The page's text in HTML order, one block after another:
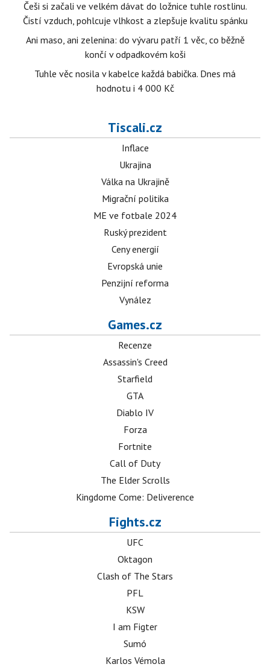
Češi si začali ve velkém dávat do ložnice tuhle rostlinu.
Čistí vzduch, pohlcuje vlhkost a zlepšuje kvalitu spánku
Ani maso, ani zelenina: do vývaru patří 1 věc, co běžně
končí v odpadkovém koši
Tuhle věc nosila v kabelce každá babička. Dnes má
hodnotu i 4 000 Kč
Tiscali.cz
Inflace
Ukrajina
Válka na Ukrajině
Migrační politika
ME ve fotbale 2024
Ruský prezident
Ceny energií
Evropská unie
Penzijní reforma
Vynález
Games.cz
Recenze
Assassin's Creed
Starfield
GTA
Diablo IV
Forza
Fortnite
Call of Duty
The Elder Scrolls
Kingdome Come: Deliverence
Fights.cz
UFC
Oktagon
Clash of The Stars
PFL
KSW
I am Figter
Sumó
Karlos Vémola